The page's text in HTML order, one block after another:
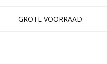
GROTE VOORRAAD